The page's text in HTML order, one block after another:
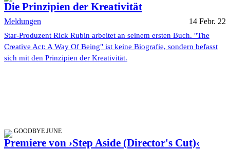
Die Prinzipien der Kreativität
Meldungen 14 Febr. 22
Star-Produzent Rick Rubin arbeitet an seinem ersten Buch. "The
Creative Act: A Way Of Being" ist keine Biografie, sondern befasst
sich mit den Prinzipien der Kreativität.
GOODBYE JUNE
Premiere von ›Step Aside (Director's Cut)‹